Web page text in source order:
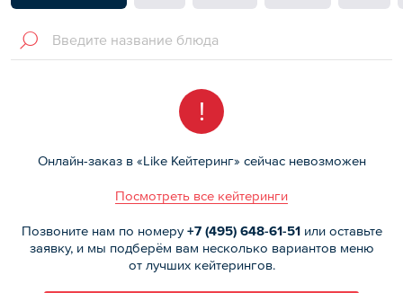
!
Онлайн-заказ в «Like Кейтеринг» сейчас невозможен
Посмотреть все кейтеринги
Позвоните нам по номеру+7 (495) 648-61-51или оставьте
заявку, и мы подберём вам несколько вариантов меню
от лучших кейтерингов.